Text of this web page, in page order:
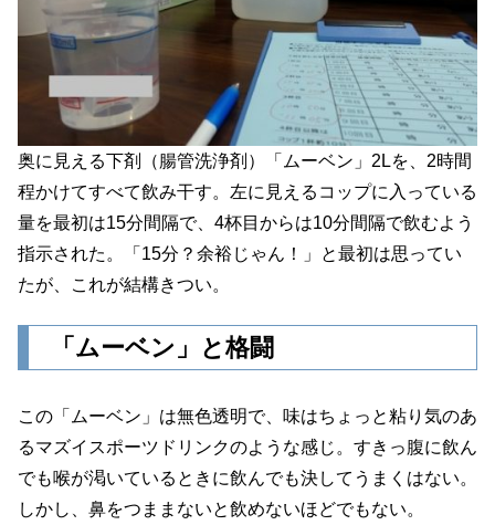
奥に見える下剤（腸管洗浄剤）「ムーベン」2Lを、2時間
程かけてすべて飲み干す。左に見えるコップに入っている
量を最初は15分間隔で、4杯目からは10分間隔で飲むよう
指示された。「15分？余裕じゃん！」と最初は思ってい
たが、これが結構きつい。
「ムーベン」と格闘
この「ムーベン」は無色透明で、味はちょっと粘り気のあ
るマズイスポーツドリンクのような感じ。すきっ腹に飲ん
でも喉が渇いているときに飲んでも決してうまくはない。
しかし、鼻をつままないと飲めないほどでもない。